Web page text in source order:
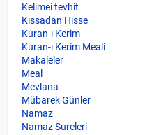
Kelimei tevhit
Kıssadan Hisse
Kuran-ı Kerim
Kuran-ı Kerim Meali
Makaleler
Meal
Mevlana
Mübarek Günler
Namaz
Namaz Sureleri